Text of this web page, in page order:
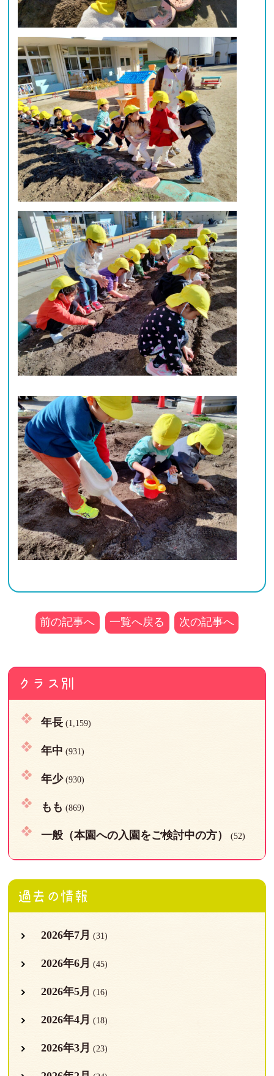
前の記事へ 一覧へ戻る 次の記事へ
クラス別
年長(1,159)
年中 (931)
年少(930)
もも (869)
一般（本園への入園をご検討中の方） (52)
過去の情報
2026年7月 (31)
2026年6月 (45)
2026年5月 (16)
2026年4月 (18)
2026年3月 (23)